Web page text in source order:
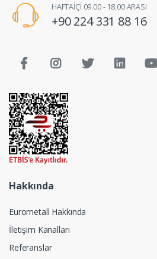
HAFTAİÇİ 09.00 - 18.00 ARASI
+90 224 331 88 16
Hakkında
Eurometall Hakkında
İletişim Kanalları
Referanslar